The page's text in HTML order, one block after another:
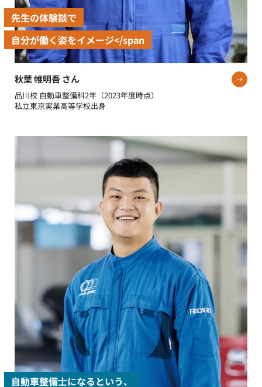
先生の体験談で
自分が働く姿をイメージ</span
秋葉 帷明吾 さん
品川校 自動車整備科2年（2023年度時点）
私立東京実業高等学校出身
自動車整備士になるという、